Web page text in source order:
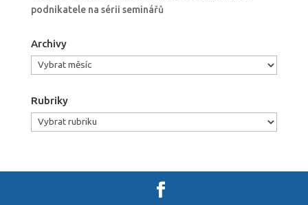
podnikatele na sérii seminářů
Archivy
Archivy
Rubriky
Rubriky